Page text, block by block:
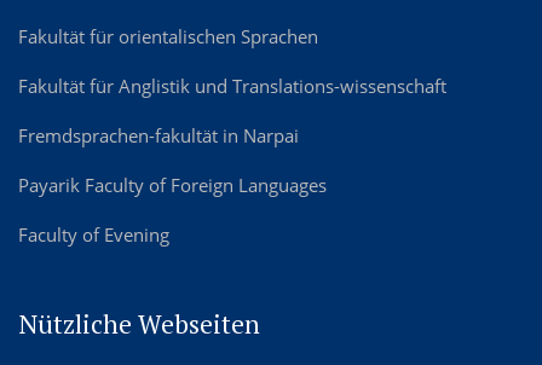
Fakultät für orientalischen Sprachen
Fakultät für Anglistik und Translations-wissenschaft
Fremdsprachen-fakultät in Narpai
Payarik Faculty of Foreign Languages
Faculty of Evening
Nützliche Webseiten